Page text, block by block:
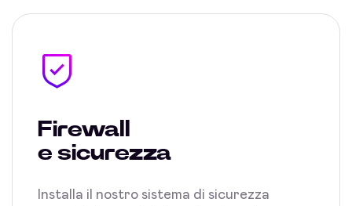
Firewall
e sicurezza
Installa il nostro sistema di sicurezza